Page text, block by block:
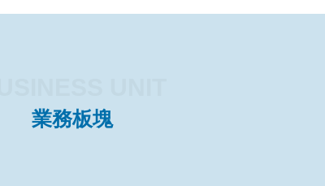
業務板塊